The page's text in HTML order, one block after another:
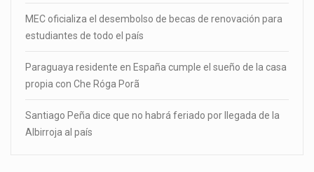
MEC oficializa el desembolso de becas de renovación para
estudiantes de todo el país
Paraguaya residente en España cumple el sueño de la casa
propia con Che Róga Porã
Santiago Peña dice que no habrá feriado por llegada de la
Albirroja al país